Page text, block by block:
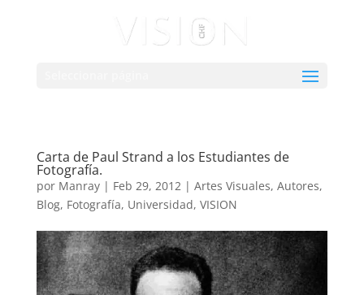
Carta de Paul Strand a los Estudiantes de
Fotografía.
por Manray| Feb 29, 2012| Artes Visuales, Autores,
Blog, Fotografía, Universidad, VISION